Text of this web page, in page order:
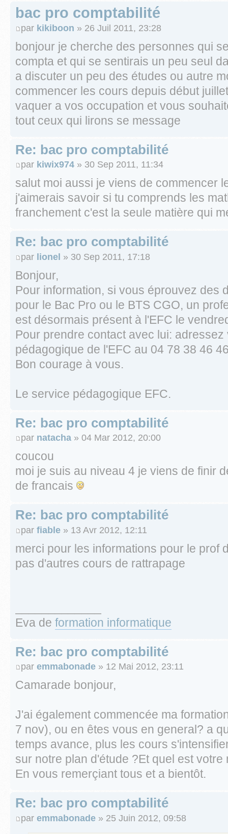
bac pro comptabilité
par kikiboon » 26 Juil 2011, 23:28
bonjour je cherche des personnes qui
compta et qui se sentirais un peu seul
a discuter un peu des études ou autre
commencer les cours depuis début
vaquer a vos occupation et vous
tout ceux qui lirons se message
Re: bac pro comptabilité
par kiwix974 » 30 Sep 2011, 11:34
salut moi aussi je viens de commencer
j'aimerais savoir si tu comprends les
franchement c'est la seule matière qui
Re: bac pro comptabilité
par lionel » 30 Sep 2011, 17:18
Bonjour,
Pour information, si vous éprouvez des
pour le Bac Pro ou le BTS CGO, un
est désormais présent à l'EFC le
Pour prendre contact avec lui:
pédagogique de l'EFC au 04 78 38 46
Bon courage à vous.
Le service pédagogique EFC.
Re: bac pro comptabilité
par natacha » 04 Mar 2012, 20:00
coucou
moi je suis au niveau 4 je viens de finir
de francais
Re: bac pro comptabilité
par fiable » 13 Avr 2012, 12:11
merci pour les informations pour le prof
pas d'autres cours de rattrapage
Eva de formation informatique
Re: bac pro comptabilité
par emmabonade » 12 Mai 2012, 23:11
Camarade bonjour,
J'ai également commencée ma
7 nov), ou en êtes vous en general? a
temps avance, plus les cours
sur notre plan d'étude ?Et quel est
En vous remerçiant tous et a bientôt.
Re: bac pro comptabilité
par emmabonade » 25 Juin 2012, 09:58